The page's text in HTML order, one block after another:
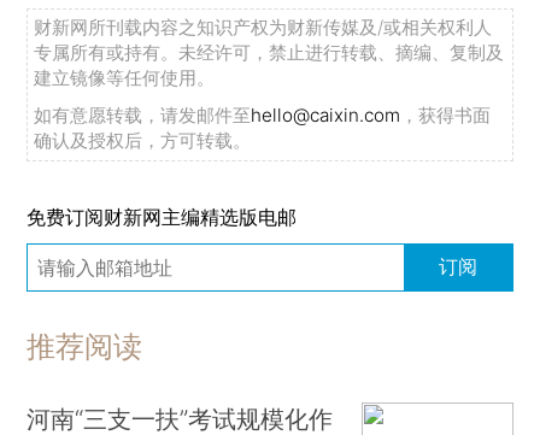
财新网所刊载内容之知识产权为财新传媒及/或相关权利人
专属所有或持有。未经许可，禁止进行转载、摘编、复制及
建立镜像等任何使用。
如有意愿转载，请发邮件至hello@caixin.com ，获得书面
确认及授权后，方可转载。
免费订阅财新网主编精选版电邮
订阅
推荐阅读
河南“三支一扶”考试规模化作